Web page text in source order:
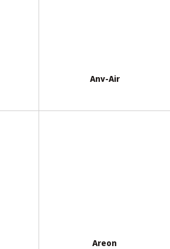
Anv-Air
Areon